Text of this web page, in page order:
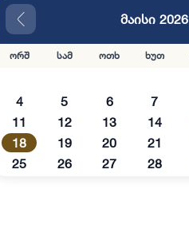
მაისი 2026
ორშ სამ ოთხ ხუთ
4
5 6 7
11
12 13 14
18
19 20 21
25
26 27 28